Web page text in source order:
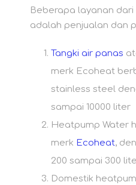
Beberapa layanan
adalah penjualan dan
Tangki air panas
merk Ecoheat
stainless steel
sampai 10000 liter
Heatpump Water
merk Ecoheat,
200 sampai 300
Domestik